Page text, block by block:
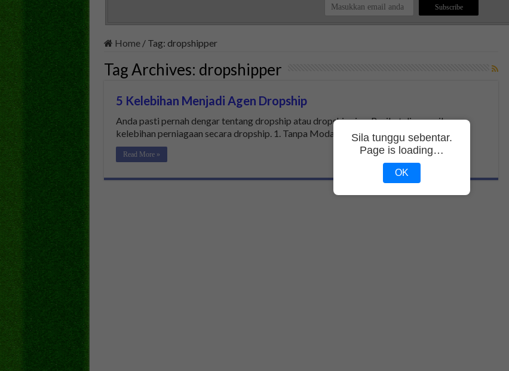
Home / Tag: dropshipper
Tag Archives: dropshipper
5 Kelebihan Menjadi Agen Dropship
Anda pasti pernah dengar tentang dropship atau dropshipping. Berikut disenaraikan
kelebihan perniagaan secara dropship. 1. Tanpa Modal Besar Bisnes dropship …
Read More »
Sila tunggu sebentar.
Page is loading…
OK